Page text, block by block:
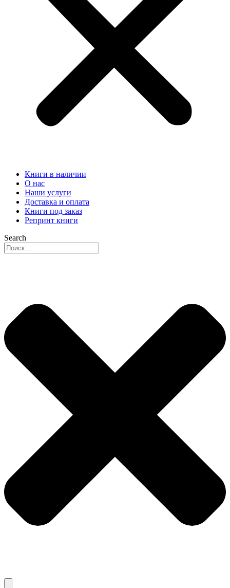
Книги в наличии
О нас
Наши услуги
Доставка и оплата
Книги под заказ
Репринт книги
Search